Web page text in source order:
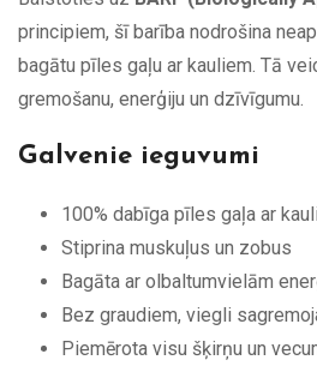
principiem, šī barība nodrošina
bagātu pīles gaļu ar kauliem. Tā
gremošanu, enerģiju un dzīvīgumu.
Galvenie ieguvumi
100% dabīga pīles gaļa ar
Stiprina muskuļus un zobus
Bagāta ar olbaltumvielām
Bez graudiem, viegli
Piemērota visu šķirņu un